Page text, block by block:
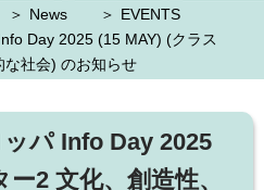
News
EVENTS
Day 2025 (15 MAY) (クラス
な社会) のお知らせ
パ Info Day 2025
2 文化、創造性、